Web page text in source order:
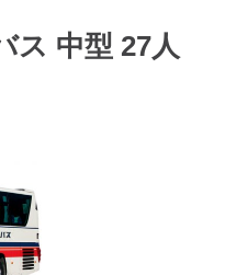
ス 中型 27人